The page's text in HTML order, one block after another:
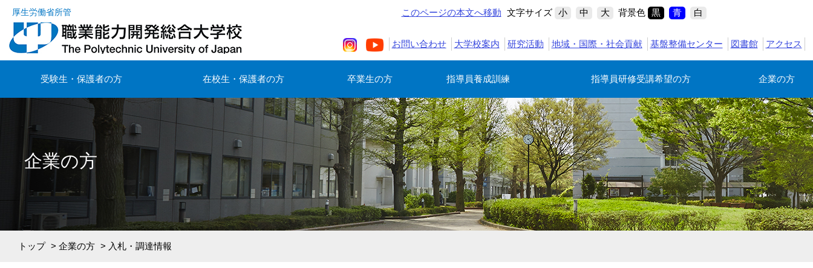
厚生労働省所管 このページの本文へ移動 文字サイズ 小 中 大 背景色 黒 青 白
お問い合わせ 大学校案内 研究活動 地域・国際・社会貢献 基盤整備センター 図書館 アクセス
受験生・保護者の方 在校生・保護者の方 卒業生の方 指導員養成訓練 指導員研修受講希望の方 企業の方
企業の方
トップ > 企業の方 > 入札・調達情報